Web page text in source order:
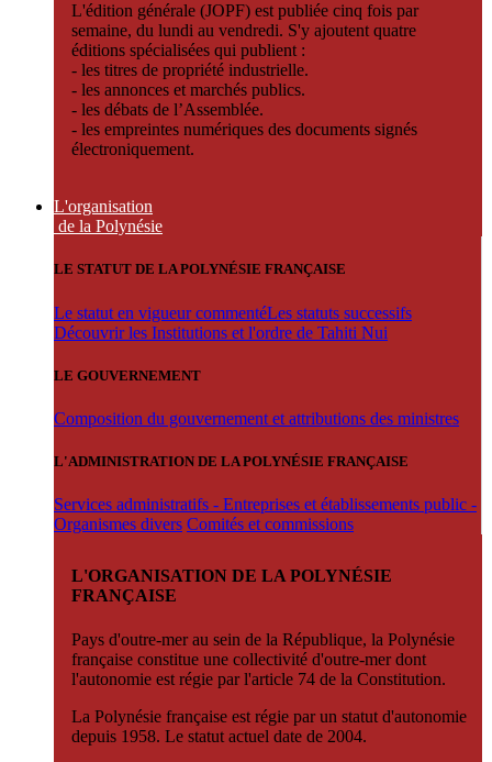
L'édition générale (JOPF) est publiée cinq fois par
semaine, du lundi au vendredi. S'y ajoutent quatre
éditions spécialisées qui publient :
- les titres de propriété industrielle.
- les annonces et marchés publics.
- les débats de l’Assemblée.
- les empreintes numériques des documents signés
électroniquement.
L'organisation
de la Polynésie
LE STATUT DE LA POLYNÉSIE FRANÇAISE
Le statut en vigueur commentéLes statuts successifs
Découvrir les Institutions et l'ordre de Tahiti Nui
LE GOUVERNEMENT
Composition du gouvernement et attributions des ministres
L'ADMINISTRATION DE LA POLYNÉSIE FRANÇAISE
Services administratifs - Entreprises et établissements public -
Organismes divers Comités et commissions
L'ORGANISATION DE LA POLYNÉSIE
FRANÇAISE
Pays d'outre-mer au sein de la République, la Polynésie
française constitue une collectivité d'outre-mer dont
l'autonomie est régie par l'article 74 de la Constitution.
La Polynésie française est régie par un statut d'autonomie
depuis 1958. Le statut actuel date de 2004.